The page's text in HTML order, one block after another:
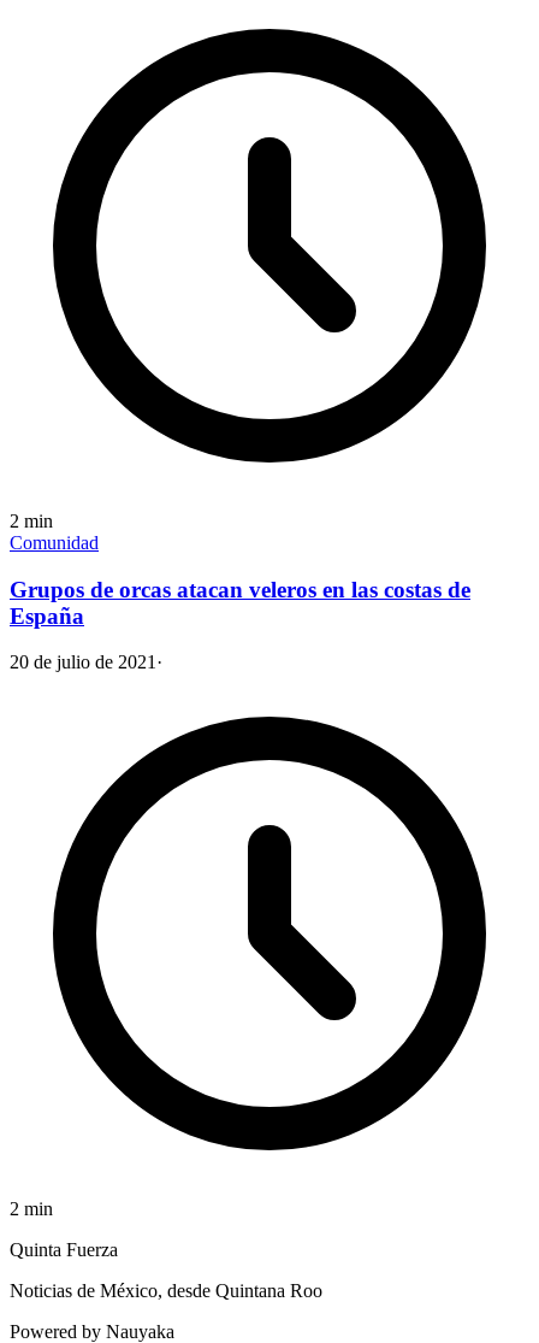
2 min
Comunidad
Grupos de orcas atacan veleros en las costas de
España
20 de julio de 2021 ·
2 min
Quinta Fuerza
Noticias de México, desde Quintana Roo
Powered by Nauyaka